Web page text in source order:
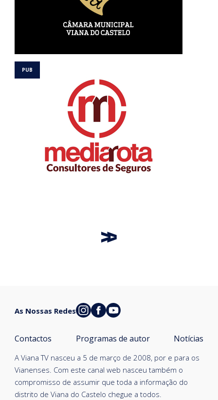
A Viana TV nasceu a 5 de março de 2008, por e para os
Vianenses. Com este canal web nasceu também o
compromisso de assumir que toda a informação do
distrito de Viana do Castelo chegue a todos.
Contactos Programas de autor Notícias
As Nossas Redes